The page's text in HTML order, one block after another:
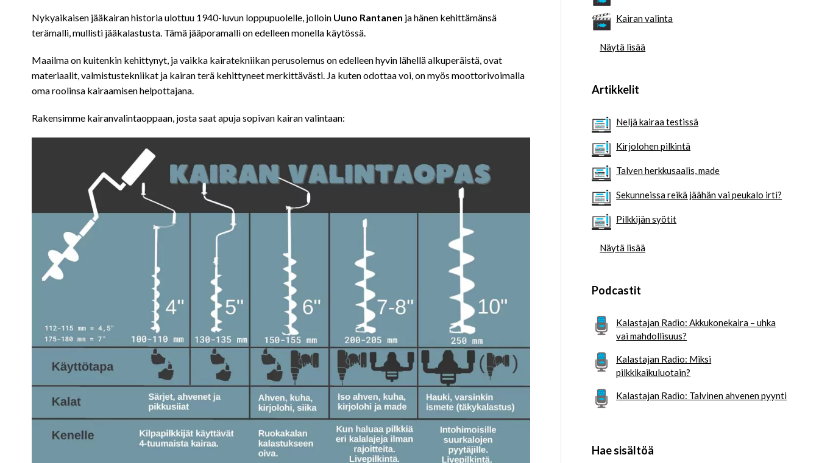
Nykyaikaisen jääkairan historia ulottuu 1940-luvun loppupuolelle, jolloin Uuno Rantanen ja hänen kehittämänsä
terämalli, mullisti jääkalastusta. Tämä jääporamalli on edelleen monella käytössä.
Maailma on kuitenkin kehittynyt, ja vaikka kairatekniikan perusolemus on edelleen hyvin lähellä alkuperäistä, ovat
materiaalit, valmistustekniikat ja kairan terä kehittyneet merkittävästi. Ja kuten odottaa voi, on myös moottorivoimalla
oma roolinsa kairaamisen helpottajana.
Rakensimme kairanvalintaoppaan, josta saat apuja sopivan kairan valintaan:
Kairan valinta
Näytä lisää
Artikkelit
Neljä kairaa testissä
Kirjolohen pilkintä
Talven herkkusaalis, made
Sekunneissa reikä jäähän vai peukalo irti?
Pilkkijän syötit
Näytä lisää
Podcastit
Kalastajan Radio: Akkukonekaira – uhka
vai mahdollisuus?
Kalastajan Radio: Miksi
pilkkikaikuluotain?
Kalastajan Radio: Talvinen ahvenen pyynti
Hae sisältöä